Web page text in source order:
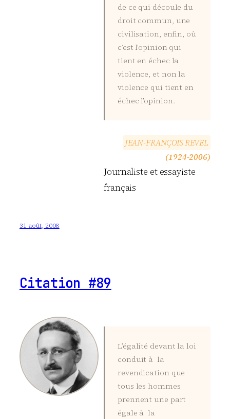
de ce qui découle du
droit commun, une
civilisation, enfin, où
c’est l’opinion qui
tient en échec la
violence, et non la
violence qui tient en
échec l’opinion.
JEAN-FRANÇOISREVEL
(1924-2006)
Journaliste et essayiste
français
31 août, 2008
Citation #89
L’égalité devant la loi
conduit à la
revendication que
tous les hommes
prennent une part
égale à la